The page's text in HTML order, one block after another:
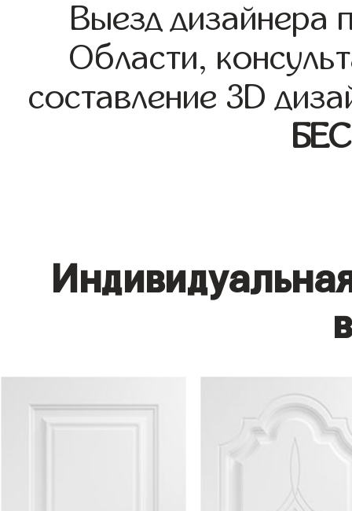
Выезд дизайнера
Области,
составление 3D